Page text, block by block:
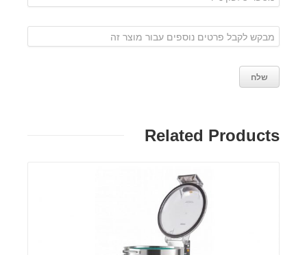
Related Products
פרטים: